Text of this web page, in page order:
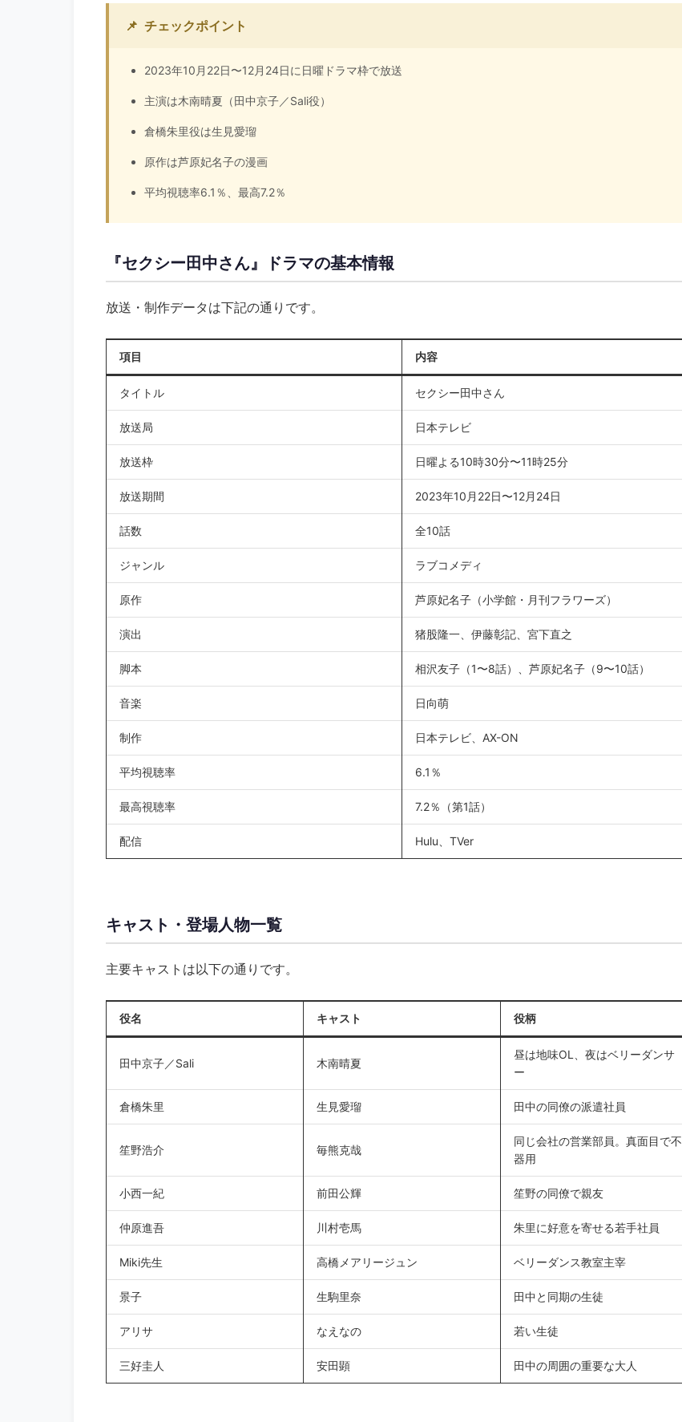
📌 チェックポイント
2023年10月22日〜12月24日に日曜ドラマ枠で放送
主演は木南晴夏（田中京子／Sali役）
倉橋朱里役は生見愛瑠
原作は芦原妃名子の漫画
平均視聴率6.1％、最高7.2％
『セクシー田中さん』ドラマの基本情報
放送・制作データは下記の通りです。
項目 内容
タイトル セクシー田中さん
放送局 日本テレビ
放送枠 日曜よる10時30分〜11時25分
放送期間 2023年10月22日〜12月24日
話数 全10話
ジャンル ラブコメディ
原作 芦原妃名子（小学館・月刊フラワーズ）
演出 猪股隆一、伊藤彰記、宮下直之
脚本 相沢友子（1〜8話）、芦原妃名子（9〜10話）
音楽 日向萌
制作 日本テレビ、AX-ON
平均視聴率 6.1％
最高視聴率 7.2％（第1話）
配信 Hulu、TVer
キャスト・登場人物一覧
主要キャストは以下の通りです。
役名 キャスト 役柄
田中京子／Sali 木南晴夏
昼は地味OL、夜はベリーダンサ
ー
倉橋朱里 生見愛瑠 田中の同僚の派遣社員
笙野浩介 毎熊克哉
同じ会社の営業部員。真面目で不
器用
小西一紀 前田公輝 笙野の同僚で親友
仲原進吾 川村壱馬 朱里に好意を寄せる若手社員
Miki先生 高橋メアリージュン ベリーダンス教室主宰
景子 生駒里奈 田中と同期の生徒
アリサ なえなの 若い生徒
三好圭人 安田顕 田中の周囲の重要な大人